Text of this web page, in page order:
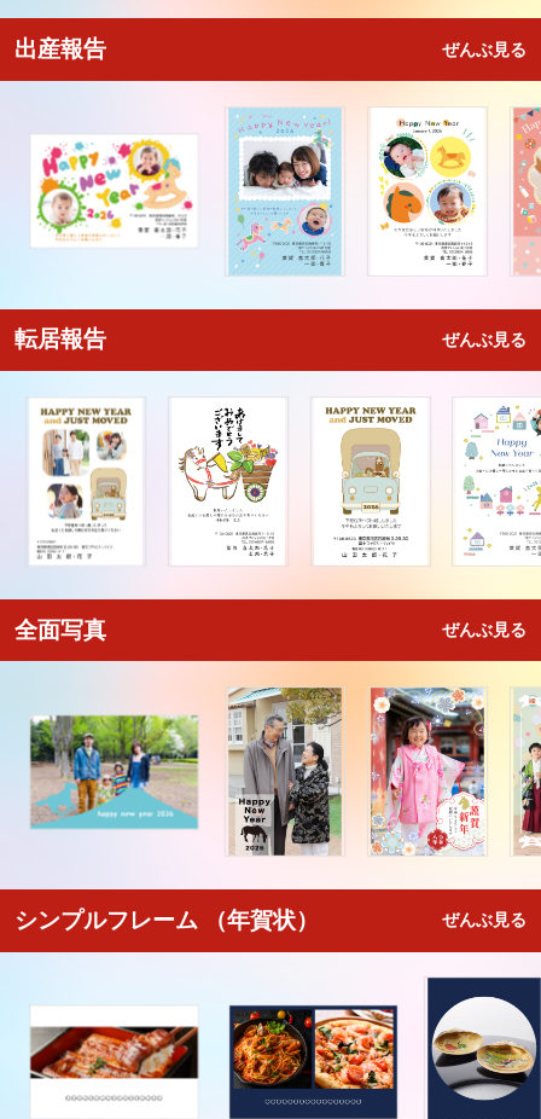
出産報告 ぜんぶ見る
転居報告 ぜんぶ見る
全面写真 ぜんぶ見る
シンプルフレーム （年賀状） ぜんぶ見る